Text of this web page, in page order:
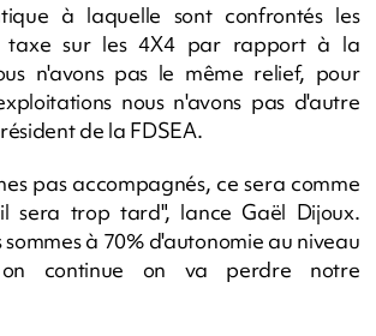
à laquelle sont confrontés les
taxe sur les 4X4 par rapport à la
n'avons pas le même relief, pour
nous n'avons pas d'autre
de la FDSEA.
pas accompagnés, ce sera comme
sera trop tard", lance Gaël Dijoux.
sommes à 70% d'autonomie au niveau
continue on va perdre notre